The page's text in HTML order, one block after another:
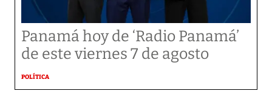
Panamá hoy de ‘Radio Panamá’
de este viernes 7 de agosto
POLÍTICA